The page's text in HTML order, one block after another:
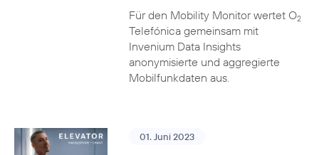
Für den Mobility Monitor wertet O2
Telefónica gemeinsam mit
Invenium Data Insights
anonymisierte und aggregierte
Mobilfunkdaten aus.
01. Juni 2023